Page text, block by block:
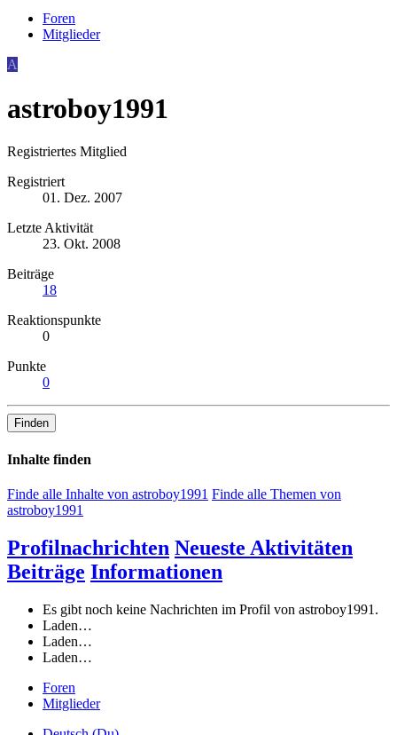
Foren
Mitglieder
A
astroboy1991
Registriertes Mitglied
Registriert
01. Dez. 2007
Letzte Aktivität
23. Okt. 2008
Beiträge
18
Reaktionspunkte
0
Punkte
0
Finden
Inhalte finden
Finde alle Inhalte von astroboy1991 Finde alle Themen von
astroboy1991
Profilnachrichten Neueste Aktivitäten
Beiträge Informationen
Es gibt noch keine Nachrichten im Profil von astroboy1991.
Laden…
Laden…
Laden…
Foren
Mitglieder